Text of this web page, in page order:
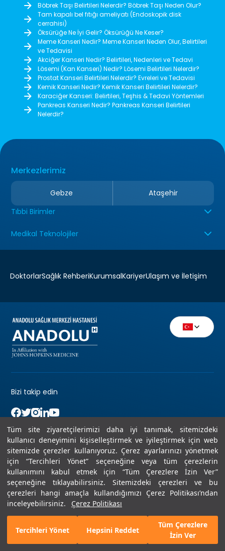
Tüm site ziyaretçilerimizi daha iyi tanımak, sitemizdeki
kullanıcı deneyimini kişiselleştirmek ve iyileştirmek için web
sitemizde çerezler kullanıyoruz. Çerez ayarlarınızı yönetmek
için “Tercihleri Yönet” seçeneğine veya tüm çerezlerin
kullanımını kabul etmek için “Tüm Çerezlere İzin Ver”
seçeneğine tıklayabilirsiniz. Sitemizdeki çerezleri ve bu
çerezleri hangi amaçla kullandığımızı Çerez Politikası’ndan
inceleyebilirsiniz.
Çerez Politikası
Tercihleri Yönet Hepsini Reddet
Tüm Çerezlere
İzin Ver
Böbrek Taşı Belirtileri Nelerdir? Böbrek Taşı Neden Olur?
Tam kapalı bel fıtığı ameliyatı (Endoskopik disk
cerrahisi)
Öksürüğe Ne İyi Gelir? Öksürüğü Ne Keser?
Meme Kanseri Nedir? Meme Kanseri Neden Olur, Belirtileri
ve Tedavisi
Akciğer Kanseri Nedir? Belirtileri, Nedenleri ve Tedavi
Lösemi (Kan Kanseri) Nedir? Lösemi Belirtileri Nelerdir?
Prostat Kanseri Belirtileri Nelerdir? Evreleri ve Tedavisi
Kemik Kanseri Nedir? Kemik Kanseri Belirtileri Nelerdir?
Karaciğer Kanseri: Belirtileri, Teşhis & Tedavi Yöntemleri
Pankreas Kanseri Nedir? Pankreas Kanseri Belirtileri
Nelerdir?
Merkezlerimiz
Gebze
Ataşehir
Tıbbi Birimler
Medikal Teknolojiler
DoktorlarSağlık RehberiKurumsalKariyerUlaşım ve İletişim
Bizi takip edin
Danışma ve bilgi için bizi arayın 44 44 276
Yasal Uyarı Sıkça Sorulan Sorular
Copyright © 2026 Anadolu Sağlık Merkezi Hastanesi
Online İşlemler